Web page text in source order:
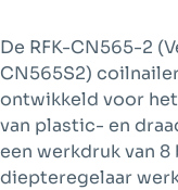
De RFK-CN565-2
CN565S2)
ontwikkeld voor
van plastic- en
een werkdruk van
diepteregelaar